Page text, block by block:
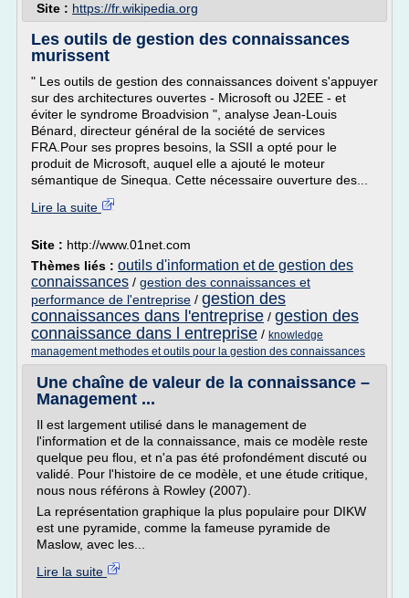
Site : https://fr.wikipedia.org
Les outils de gestion des connaissances
murissent
" Les outils de gestion des connaissances doivent s'appuyer
sur des architectures ouvertes - Microsoft ou J2EE - et
éviter le syndrome Broadvision ", analyse Jean-Louis
Bénard, directeur général de la société de services
FRA.Pour ses propres besoins, la SSII a opté pour le
produit de Microsoft, auquel elle a ajouté le moteur
sémantique de Sinequa. Cette nécessaire ouverture des...
Lire la suite
Site : http://www.01net.com
Thèmes liés : outils d'information et de gestion des
connaissances / gestion des connaissances et
performance de l'entreprise / gestion des
connaissances dans l'entreprise / gestion des
connaissance dans l entreprise / knowledge
management methodes et outils pour la gestion des connaissances
Une chaîne de valeur de la connaissance –
Management ...
Il est largement utilisé dans le management de
l'information et de la connaissance, mais ce modèle reste
quelque peu flou, et n'a pas été profondément discuté ou
validé. Pour l'histoire de ce modèle, et une étude critique,
nous nous référons à Rowley (2007).
La représentation graphique la plus populaire pour DIKW
est une pyramide, comme la fameuse pyramide de
Maslow, avec les...
Lire la suite